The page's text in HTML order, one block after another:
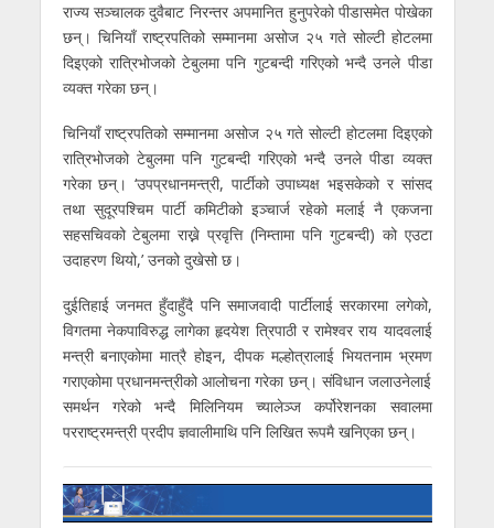
राज्य सञ्चालक दुवैबाट निरन्तर अपमानित हुनुपरेको पीडासमेत पोखेका
छन्। चिनियाँ राष्ट्रपतिको सम्मानमा असोज २५ गते सोल्टी होटलमा
दिइएको रात्रिभोजको टेबुलमा पनि गुटबन्दी गरिएको भन्दै उनले पीडा
व्यक्त गरेका छन्।
चिनियाँ राष्ट्रपतिको सम्मानमा असोज २५ गते सोल्टी होटलमा दिइएको
रात्रिभोजको टेबुलमा पनि गुटबन्दी गरिएको भन्दै उनले पीडा व्यक्त
गरेका छन्। ‘उपप्रधानमन्त्री, पार्टीको उपाध्यक्ष भइसकेको र सांसद
तथा सुदूरपश्चिम पार्टी कमिटीको इञ्चार्ज रहेको मलाई नै एकजना
सहसचिवको टेबुलमा राख्ने प्रवृत्ति (निम्तामा पनि गुटबन्दी) को एउटा
उदाहरण थियो,’ उनको दुखेसो छ।
दुईतिहाई जनमत हुँदाहुँदै पनि समाजवादी पार्टीलाई सरकारमा लगेको,
विगतमा नेकपाविरुद्ध लागेका हृदयेश त्रिपाठी र रामेश्वर राय यादवलाई
मन्त्री बनाएकोमा मात्रै होइन, दीपक मल्होत्रालाई भियतनाम भ्रमण
गराएकोमा प्रधानमन्त्रीको आलोचना गरेका छन्। संविधान जलाउनेलाई
समर्थन गरेको भन्दै मिलिनियम च्यालेञ्ज कर्पोरेशनका सवालमा
परराष्ट्रमन्त्री प्रदीप ज्ञवालीमाथि पनि लिखित रूपमै खनिएका छन्।